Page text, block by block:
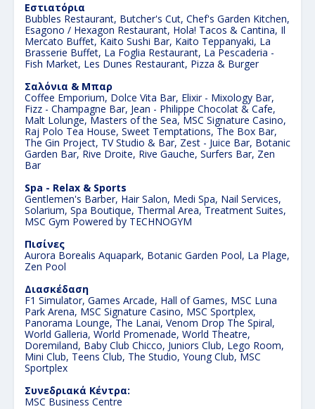
Εστιατόρια
Bubbles Restaurant, Butcher's Cut, Chef's Garden Kitchen,
Esagono / Hexagon Restaurant, Hola! Tacos & Cantina, Il
Mercato Buffet, Kaito Sushi Bar, Kaito Teppanyaki, La
Brasserie Buffet, La Foglia Restaurant, La Pescaderia -
Fish Market, Les Dunes Restaurant, Pizza & Burger
Σαλόνια & Μπαρ
Coffee Emporium, Dolce Vita Bar, Elixir - Mixology Bar,
Fizz - Champagne Bar, Jean - Philippe Chocolat & Cafe,
Malt Lolunge, Masters of the Sea, MSC Signature Casino,
Raj Polo Tea House, Sweet Temptations, The Box Bar,
The Gin Project, TV Studio & Bar, Zest - Juice Bar, Botanic
Garden Bar, Rive Droite, Rive Gauche, Surfers Bar, Zen
Bar
Spa - Relax & Sports
Gentlemen's Barber, Hair Salon, Medi Spa, Nail Services,
Solarium, Spa Boutique, Thermal Area, Treatment Suites,
MSC Gym Powered by TECHNOGYM
Πισίνες
Aurora Borealis Aquapark, Botanic Garden Pool, La Plage,
Zen Pool
Διασκέδαση
F1 Simulator, Games Arcade, Hall of Games, MSC Luna
Park Arena, MSC Signature Casino, MSC Sportplex,
Panorama Lounge, The Lanai, Venom Drop The Spiral,
World Galleria, World Promenade, World Theatre,
Doremiland, Baby Club Chicco, Juniors Club, Lego Room,
Mini Club, Teens Club, The Studio, Young Club, MSC
Sportplex
Συνεδριακά Κέντρα:
MSC Business Centre